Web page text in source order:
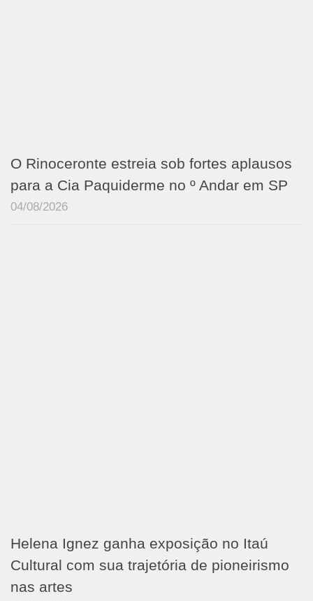
O Rinoceronte estreia sob fortes aplausos
para a Cia Paquiderme no º Andar em SP
04/08/2026
Helena Ignez ganha exposição no Itaú
Cultural com sua trajetória de pioneirismo
nas artes